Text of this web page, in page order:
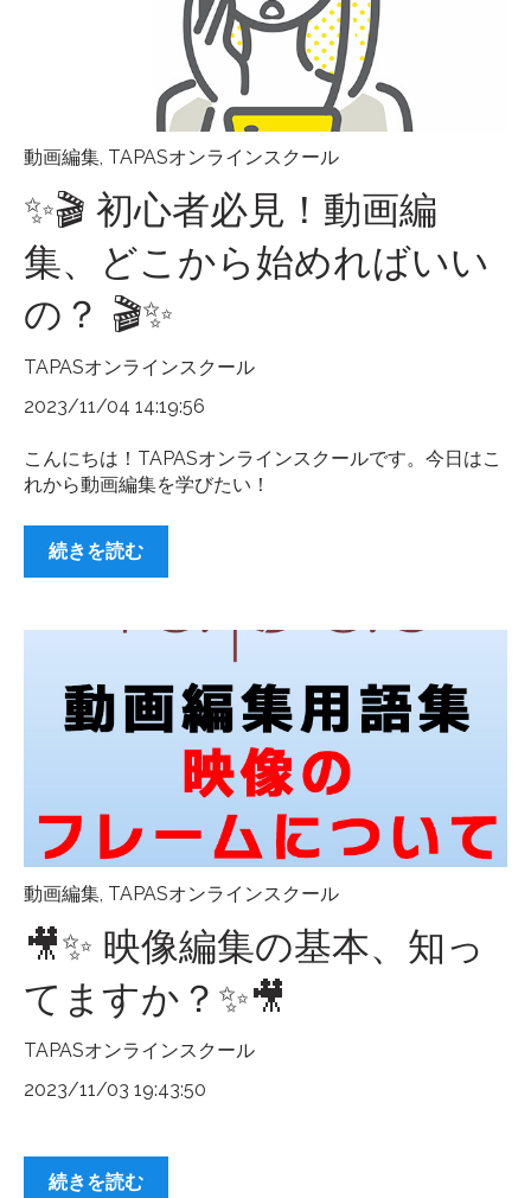
動画編集, TAPASオンラインスクール
✨🎬 初心者必見！動画編
集、どこから始めればいい
の？ 🎬✨
TAPASオンラインスクール
2023/11/04 14:19:56
こんにちは！TAPASオンラインスクールです。今日はこ
れから動画編集を学びたい！
続きを読む
動画編集 TAPASオンラインスクール
🎥✨ 映像編集の基本、知っ
てますか？✨🎥
TAPASオンラインスクール
2023/11/03 19:43:50
続きを読む